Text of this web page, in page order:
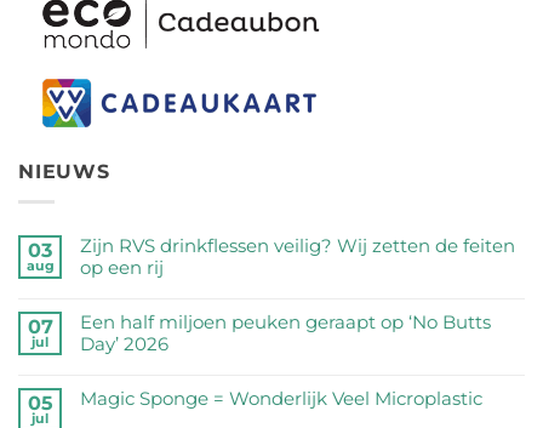
NIEUWS
03
aug
Zijn RVS drinkflessen veilig? Wij zetten de feiten
op een rij
reacties
op
Zijn
drinkflessen
07
jul
Een half miljoen peuken geraapt op ‘No Butts
Day’ 2026
reacties
05
jul
Magic Sponge = Wonderlijk Veel Microplastic